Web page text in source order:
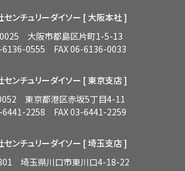
センチュリーダイソー [ 大阪本社 ]
大阪市都島区片町1-5-13
6136-0555 FAX 06-6136-0033
センチュリーダイソー [ 東京支店 ]
東京都港区赤坂5丁目4-11
6441-2258 FAX 03-6441-2259
センチュリーダイソー [ 埼玉支店 ]
埼玉県川口市東川口4-18-22